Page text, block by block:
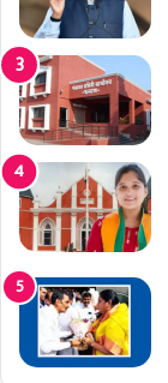
वि
भा
गा
ची
का
र
वा
ई
ना
आ
णि
म
हा
रा
ष्ट्र
ए
क्स
प्रे
स